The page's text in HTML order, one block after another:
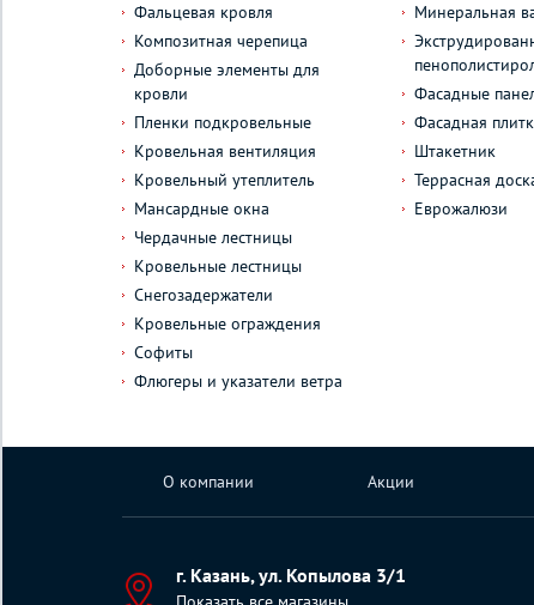
Фальцевая кровля
Композитная черепица
Доборные элементы для
кровли
Пленки подкровельные
Кровельная вентиляция
Кровельный утеплитель
Мансардные окна
Чердачные лестницы
Кровельные лестницы
Снегозадержатели
Кровельные ограждения
Софиты
Флюгеры и указатели ветра
Минеральная
Фасадные
Фасадная
Штакетник
Террасная
Еврожалюзи
О компании Акции
г. Казань, ул. Копылова 3/1